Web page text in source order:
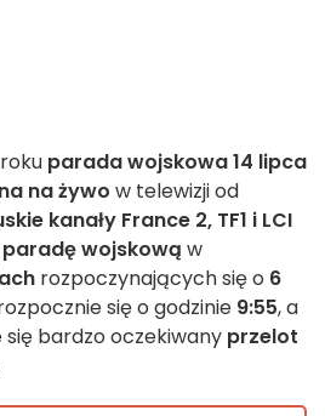
parada wojskowa 14 lipca
na żywo w telewizji od
kanały France 2, TF1 i LCI
wojskową w
rozpoczynających się o 6
się o godzinie 9:55, a
bardzo oczekiwany przelot